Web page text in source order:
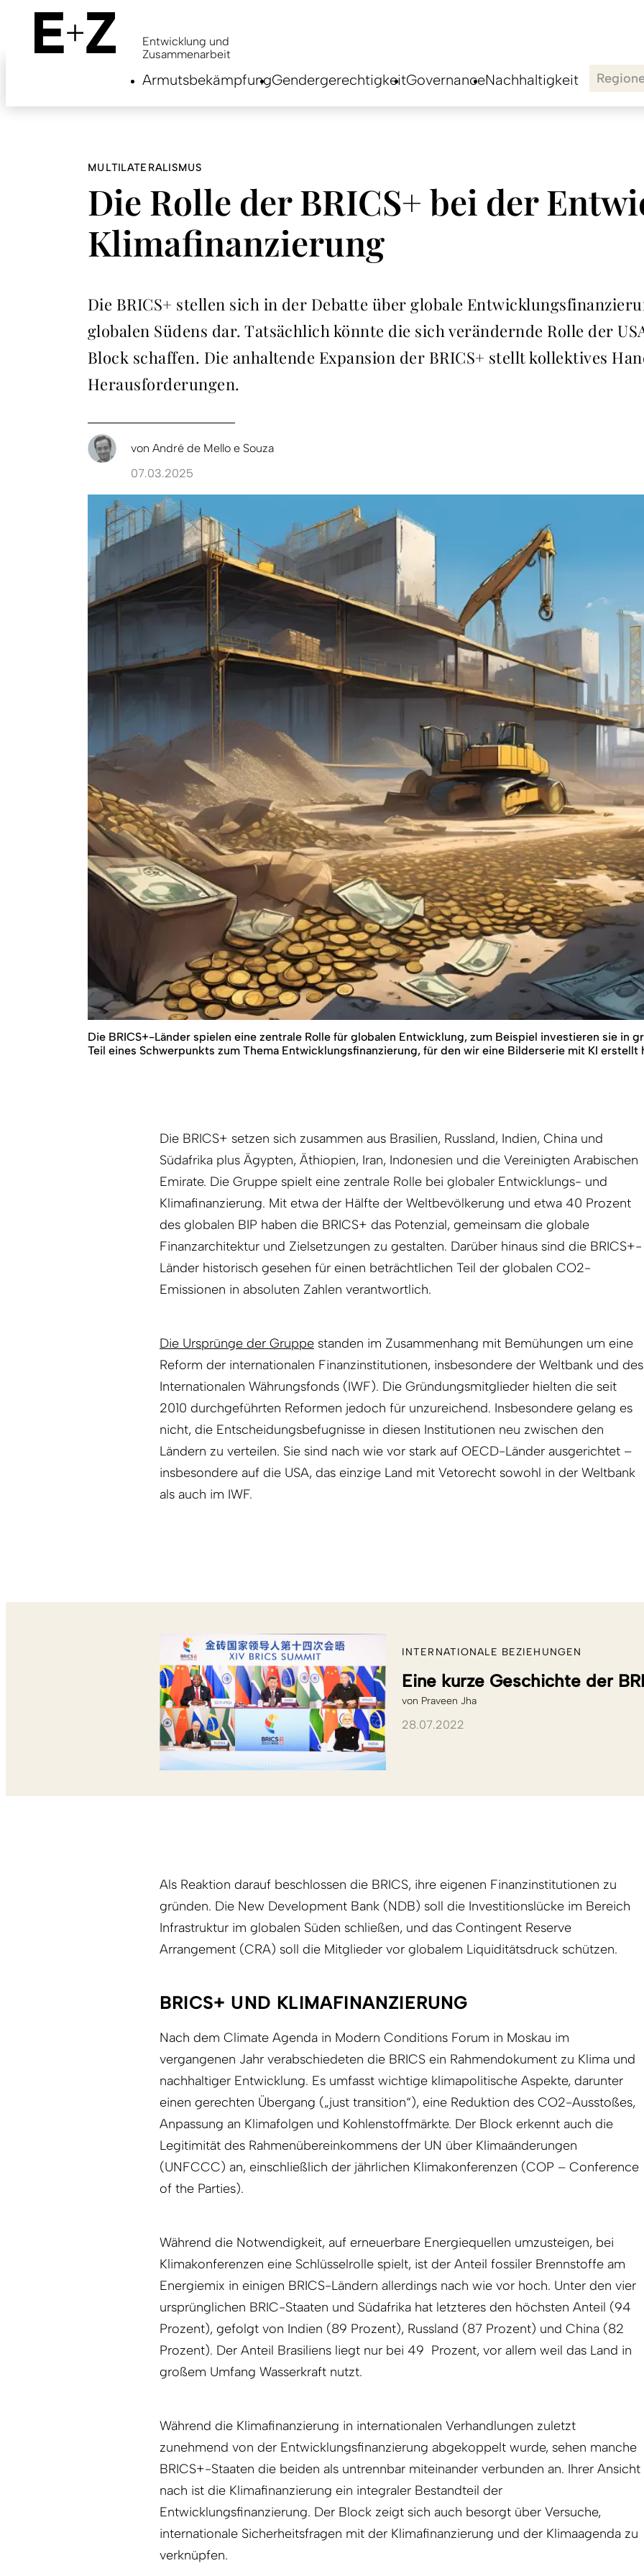
content
Entwicklung und
Zusammenarbeit
ArmutsbekämpfungGendergerechtigkeitGovernanceNachhaltigkeit
MULTILATERALISMUS
Die Rolle der BRICS+ bei der
Klimafinanzierung
Die BRICS+ stellen sich in der Debatte über globale
globalen Südens dar. Tatsächlich könnte die sich verändernde Rolle der
Block schaffen. Die anhaltende Expansion der BRICS+ stellt kollektives
Herausforderungen.
von André de Mello e Souza
07.03.2025
Die BRICS+-Länder spielen eine zentrale Rolle für globalen Entwicklung, zum Beispiel investieren sie in
Teil eines Schwerpunkts zum Thema Entwicklungsfinanzierung, für den wir eine Bilderserie mit KI erstellt
Die BRICS+ setzen sich zusammen aus Brasilien, Russland, Indien, China und
Südafrika plus Ägypten, Äthiopien, Iran, Indonesien und die Vereinigten Arabischen
Emirate. Die Gruppe spielt eine zentrale Rolle bei globaler Entwicklungs- und
Klimafinanzierung. Mit etwa der Hälfte der Weltbevölkerung und etwa 40 Prozent
des globalen BIP haben die BRICS+ das Potenzial, gemeinsam die globale
Finanzarchitektur und Zielsetzungen zu gestalten. Darüber hinaus sind die BRICS+-
Länder historisch gesehen für einen beträchtlichen Teil der globalen CO2-
Emissionen in absoluten Zahlen verantwortlich.
Die Ursprünge der Gruppe standen im Zusammenhang mit Bemühungen um eine
Reform der internationalen Finanzinstitutionen, insbesondere der Weltbank und des
Internationalen Währungsfonds (IWF). Die Gründungsmitglieder hielten die seit
2010 durchgeführten Reformen jedoch für unzureichend. Insbesondere gelang es
nicht, die Entscheidungsbefugnisse in diesen Institutionen neu zwischen den
Ländern zu verteilen. Sie sind nach wie vor stark auf OECD-Länder ausgerichtet –
insbesondere auf die USA, das einzige Land mit Vetorecht sowohl in der Weltbank
als auch im IWF.
INTERNATIONALE BEZIEHUNGEN
Eine kurze Geschichte der
von Praveen Jha
28.07.2022
Als Reaktion darauf beschlossen die BRICS, ihre eigenen Finanzinstitutionen zu
gründen. Die New Development Bank (NDB) soll die Investitionslücke im Bereich
Infrastruktur im globalen Süden schließen, und das Contingent Reserve
Arrangement (CRA) soll die Mitglieder vor globalem Liquiditätsdruck schützen.
BRICS+ UND KLIMAFINANZIERUNG
Nach dem Climate Agenda in Modern Conditions Forum in Moskau im
vergangenen Jahr verabschiedeten die BRICS ein Rahmendokument zu Klima und
nachhaltiger Entwicklung. Es umfasst wichtige klimapolitische Aspekte, darunter
einen gerechten Übergang („just transition“), eine Reduktion des CO2-Ausstoßes,
Anpassung an Klimafolgen und Kohlenstoffmärkte. Der Block erkennt auch die
Legitimität des Rahmenübereinkommens der UN über Klimaänderungen
(UNFCCC) an, einschließlich der jährlichen Klimakonferenzen (COP – Conference
of the Parties).
Während die Notwendigkeit, auf erneuerbare Energiequellen umzusteigen, bei
Klimakonferenzen eine Schlüsselrolle spielt, ist der Anteil fossiler Brennstoffe am
Energiemix in einigen BRICS-Ländern allerdings nach wie vor hoch. Unter den vier
ursprünglichen BRIC-Staaten und Südafrika hat letzteres den höchsten Anteil (94
Prozent), gefolgt von Indien (89 Prozent), Russland (87 Prozent) und China (82
Prozent). Der Anteil Brasiliens liegt nur bei 49 Prozent, vor allem weil das Land in
großem Umfang Wasserkraft nutzt.
Während die Klimafinanzierung in internationalen Verhandlungen zuletzt
zunehmend von der Entwicklungsfinanzierung abgekoppelt wurde, sehen manche
BRICS+-Staaten die beiden als untrennbar miteinander verbunden an. Ihrer Ansicht
nach ist die Klimafinanzierung ein integraler Bestandteil der
Entwicklungsfinanzierung. Der Block zeigt sich auch besorgt über Versuche,
internationale Sicherheitsfragen mit der Klimafinanzierung und der Klimaagenda zu
verknüpfen.